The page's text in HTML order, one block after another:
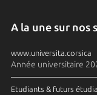
A la une sur nos
www.universita.corsica
Année universitaire
Etudiants & futurs